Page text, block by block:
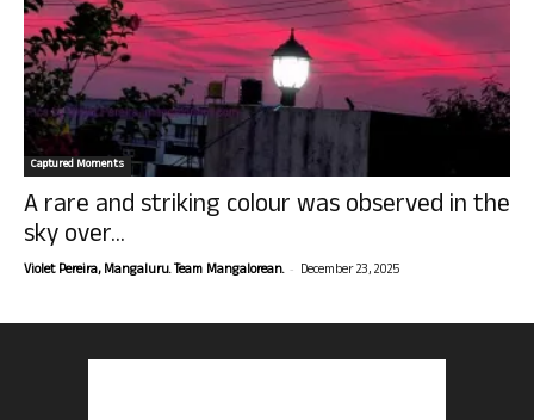
Captured Moments
A rare and striking colour was observed in the
sky over...
Violet Pereira, Mangaluru. Team Mangalorean. - December 23, 2025